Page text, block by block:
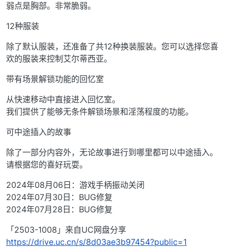
弱点是胸部。非常脆弱。
12种服装
除了默认服装，还准备了共12种换装服装。您可以选择您喜
欢的服装来控制艾尔蒂西亚。
带有场景解锁功能的回忆室
从快速移动中直接进入回忆室。
我们提供了能够无条件解锁场景和淫荡程度的功能。
可中途插入的故事
除了一部分内容外，无论故事进行到哪里都可以中途插入。
请根据您的喜好玩耍。
2024年08月06日：游戏手柄振动关闭
2024年07月30日：BUG修复
2024年07月28日：BUG修复
「2503-1008」来自UC网盘分享
https://drive.uc.cn/s/8d03ae3b97454?public=1